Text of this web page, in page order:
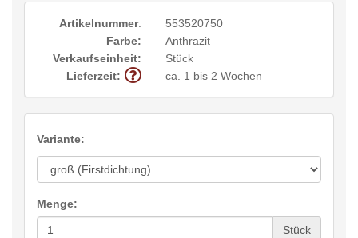
Artikelnummer:
553520750
Farbe:
Anthrazit
Verkaufseinheit:
Stück
Lieferzeit:
ca. 1 bis 2 Wochen
Variante:
Menge:
Stück